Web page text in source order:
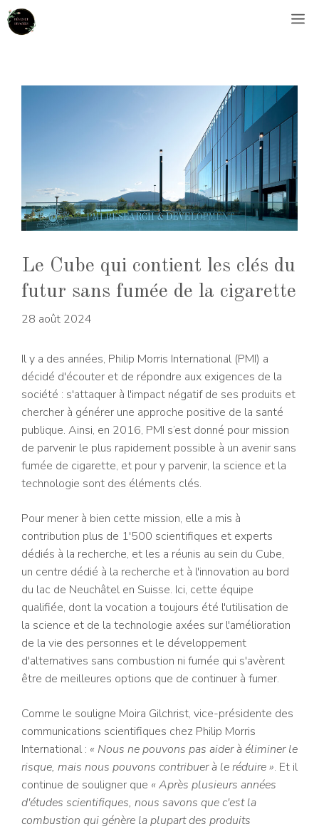
Aller
au
Le Cube qui contient les clés du
futur sans fumée de la cigarette
28 août 2024
Il y a des années, Philip Morris International (PMI) a
décidé d'écouter et de répondre aux exigences de la
société : s'attaquer à l'impact négatif de ses produits et
chercher à générer une approche positive de la santé
publique. Ainsi, en 2016, PMI s’est donné pour mission
de parvenir le plus rapidement possible à un avenir sans
fumée de cigarette, et pour y parvenir, la science et la
technologie sont des éléments clés.
Pour mener à bien cette mission, elle a mis à
contribution plus de 1'500 scientifiques et experts
dédiés à la recherche, et les a réunis au sein du Cube,
un centre dédié à la recherche et à l'innovation au bord
du lac de Neuchâtel en Suisse. Ici, cette équipe
qualifiée, dont la vocation a toujours été l'utilisation de
la science et de la technologie axées sur l'amélioration
de la vie des personnes et le développement
d'alternatives sans combustion ni fumée qui s'avèrent
être de meilleures options que de continuer à fumer.
Comme le souligne Moira Gilchrist, vice-présidente des
communications scientifiques chez Philip Morris
International : « Nous ne pouvons pas aider à éliminer le
risque, mais nous pouvons contribuer à le réduire ». Et il
continue de souligner que « Après plusieurs années
d'études scientifiques, nous savons que c'est la
combustion qui génère la plupart des produits